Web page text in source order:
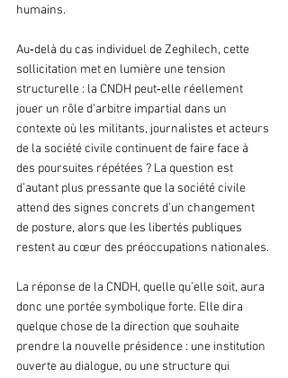
humains.
Au‑delà du cas individuel de Zeghilech, cette
sollicitation met en lumière une tension
structurelle : la CNDH peut‑elle réellement
jouer un rôle d’arbitre impartial dans un
contexte où les militants, journalistes et acteurs
de la société civile continuent de faire face à
des poursuites répétées ? La question est
d’autant plus pressante que la société civile
attend des signes concrets d’un changement
de posture, alors que les libertés publiques
restent au cœur des préoccupations nationales.
La réponse de la CNDH, quelle qu’elle soit, aura
donc une portée symbolique forte. Elle dira
quelque chose de la direction que souhaite
prendre la nouvelle présidence : une institution
ouverte au dialogue, ou une structure qui